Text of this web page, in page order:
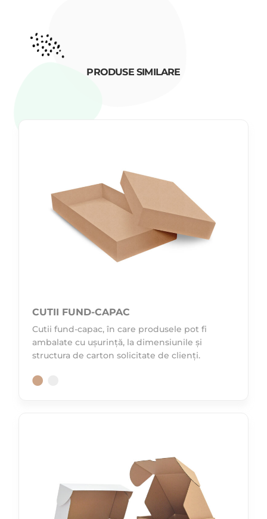
PRODUSE SIMILARE
CUTII FUND-CAPAC
Cutii fund-capac, în care produsele pot fi
ambalate cu ușurință, la dimensiunile și
structura de carton solicitate de clienți.